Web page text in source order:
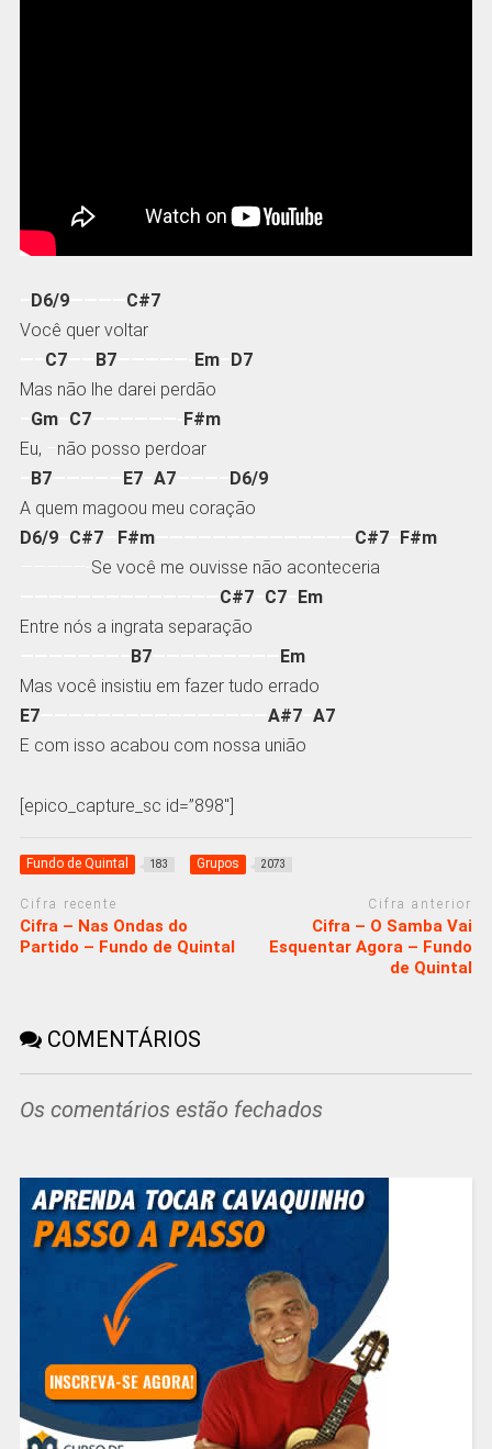
D6/9———— C#7
Você quer voltar
C7—— B7—————- Em–
D7
Mas não lhe darei perdão
Gm– C7——————-
F#m
Eu,
não posso perdoar
B7————— E7– A7———–
D6/9
A quem magoou meu coração
D6/9– C#7— F#m—————————————— C#7–
F#m
Se você me ouvisse não aconteceria
C#7– C7–
Em
Entre nós a ingrata separação
B7—————————
Em
Mas você insistiu em fazer tudo errado
E7———————————————— A#7– A7
E com isso acabou com nossa união
[epico_capture_sc id=”898″]
Fundo de Quintal 183 Grupos 2073
Cifra recente
Cifra – Nas Ondas do
Partido – Fundo de Quintal
Cifra anterior
Cifra – O Samba Vai
Esquentar Agora – Fundo
de Quintal
COMENTÁRIOS
Os comentários estão fechados